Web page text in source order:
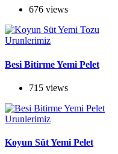
676 views
Urunlerimiz
Besi Bitirme Yemi Pelet
715 views
Urunlerimiz
Koyun Süt Yemi Pelet